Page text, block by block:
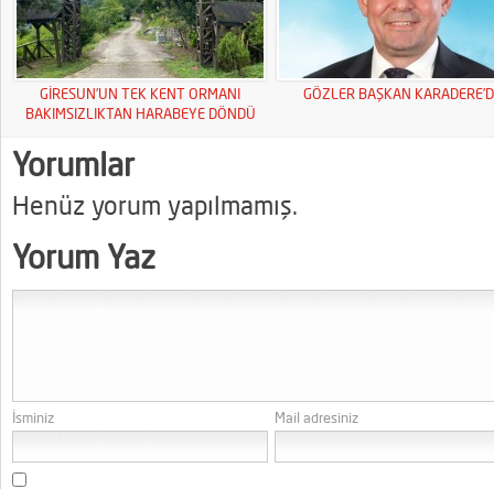
GİRESUN’UN TEK KENT ORMANI
BAKIMSIZLIKTAN HARABEYE DÖNDÜ
GÖZLER BAŞKAN
Yorumlar
Henüz yorum yapılmamış.
Yorum Yaz
İsminiz Mail adresiniz